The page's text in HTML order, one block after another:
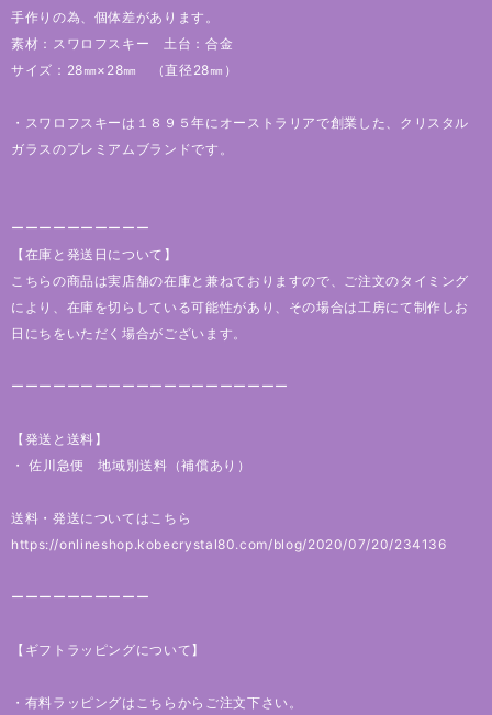
手作りの為、個体差があります。
素材：スワロフスキー 土台：合金
サイズ：28㎜×28㎜ （直径28㎜）
・スワロフスキーは１８９５年にオーストラリアで創業した、クリスタル
ガラスのプレミアムブランドです。
ーーーーーーーーーー
【在庫と発送日について】
こちらの商品は実店舗の在庫と兼ねておりますので、ご注文のタイミング
により、在庫を切らしている可能性があり、その場合は工房にて制作しお
日にちをいただく場合がございます。
ーーーーーーーーーーーーーーーーーーーー
【発送と送料】
・ 佐川急便 地域別送料（補償あり）
送料・発送についてはこちら
https://onlineshop.kobecrystal80.com/blog/2020/07/20/234136
ーーーーーーーーーー
【ギフトラッピングについて】
・有料ラッピングはこちらからご注文下さい。